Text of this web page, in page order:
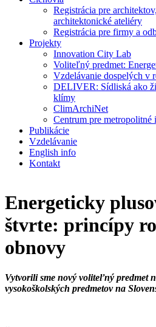
Registrácia pre
architektonické ateliéry
Registrácia pre firmy a
Projekty
Innovation City Lab
Voliteľný predmet:
Vzdelávanie dospelých v
DELIVER: Sídliská ako
klímy
ClimArchiNet
Centrum pre metropolitné
Publikácie
Vzdelávanie
English info
Kontakt
Energeticky
štvrte: princípy
obnovy
Vytvorili sme nový voliteľný predmet
vysokoškolských predmetov na